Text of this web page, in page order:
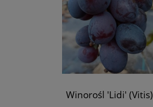
Winorośl 'Lidi' (Vitis)